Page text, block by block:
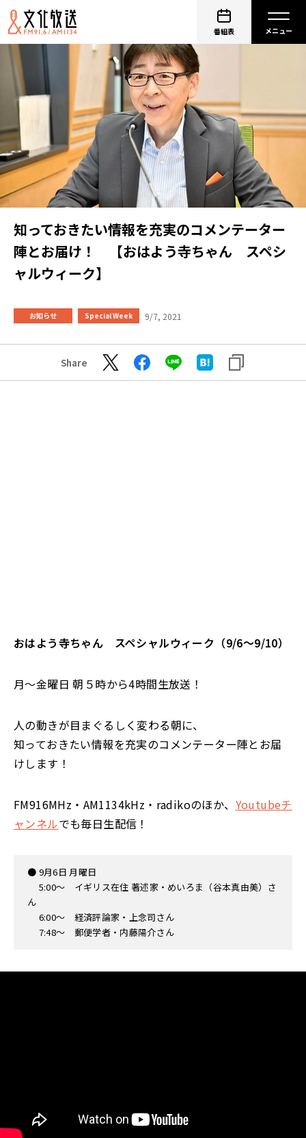
番組表
知っておきたい情報を充実のコメンテーター
陣とお届け！ 【おはよう寺ちゃん スペシ
ャルウィーク】
お知らせ Special Week 9/7, 2021
Share
おはよう寺ちゃん スペシャルウィーク（9/6～9/10）
月〜金曜日 朝５時から4時間生放送！
人の動きが目まぐるしく変わる朝に、
知っておきたい情報を充実のコメンテーター陣とお届
けします！
FM916MHz・AM1134kHz・radikoのほか、 Youtubeチ
ャンネルでも毎日生配信！
● 9月6日 月曜日
5:00〜 イギリス在住 著述家・めいろま（谷本真由美）さ
ん
6:00〜 経済評論家・上念司さん
7:48〜 郵便学者・内藤陽介さん